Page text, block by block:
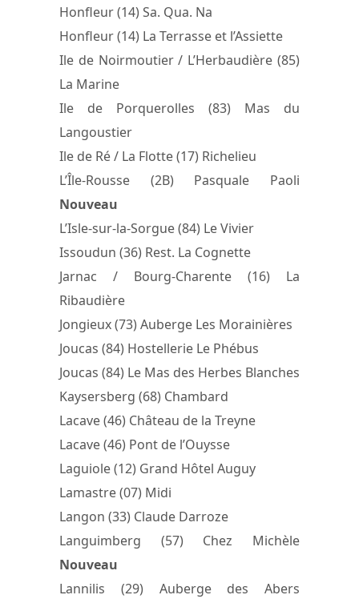
Honfleur (14) Sa. Qua. Na
Honfleur (14) La Terrasse et l’Assiette
Ile de Noirmoutier / L’Herbaudière (85)
La Marine
Ile de Porquerolles (83) Mas du
Langoustier
Ile de Ré / La Flotte (17) Richelieu
L’Île-Rousse (2B) Pasquale Paoli
Nouveau
L’Isle-sur-la-Sorgue (84) Le Vivier
Issoudun (36) Rest. La Cognette
Jarnac / Bourg-Charente (16) La
Ribaudière
Jongieux (73) Auberge Les Morainières
Joucas (84) Hostellerie Le Phébus
Joucas (84) Le Mas des Herbes Blanches
Kaysersberg (68) Chambard
Lacave (46) Château de la Treyne
Lacave (46) Pont de l’Ouysse
Laguiole (12) Grand Hôtel Auguy
Lamastre (07) Midi
Langon (33) Claude Darroze
Languimberg (57) Chez Michèle
Nouveau
Lannilis (29) Auberge des Abers